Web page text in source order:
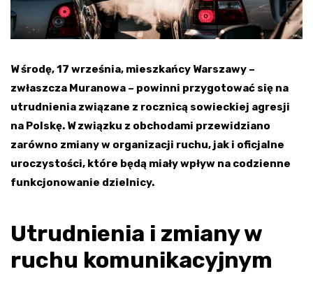
W środę, 17 września, mieszkańcy Warszawy –
zwłaszcza Muranowa – powinni przygotować się na
utrudnienia związane z rocznicą sowieckiej agresji
na Polskę. W związku z obchodami przewidziano
zarówno zmiany w organizacji ruchu, jak i oficjalne
uroczystości, które będą miały wpływ na codzienne
funkcjonowanie dzielnicy.
Utrudnienia i zmiany w
ruchu komunikacyjnym